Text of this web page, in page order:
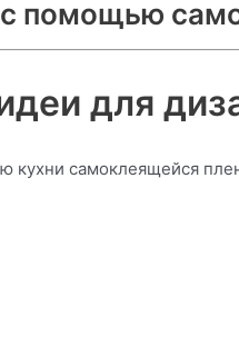
помощью
для
кухни самоклеящейся